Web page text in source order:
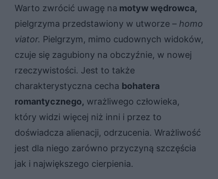
Warto zwrócić uwagę na motyw wędrowca,
pielgrzyma przedstawiony w utworze – homo
viator. Pielgrzym, mimo cudownych widoków,
czuje się zagubiony na obczyźnie, w nowej
rzeczywistości. Jest to także
charakterystyczna cecha bohatera
romantycznego, wrażliwego człowieka,
który widzi więcej niż inni i przez to
doświadcza alienacji, odrzucenia. Wrażliwość
jest dla niego zarówno przyczyną szczęścia
jak i największego cierpienia.